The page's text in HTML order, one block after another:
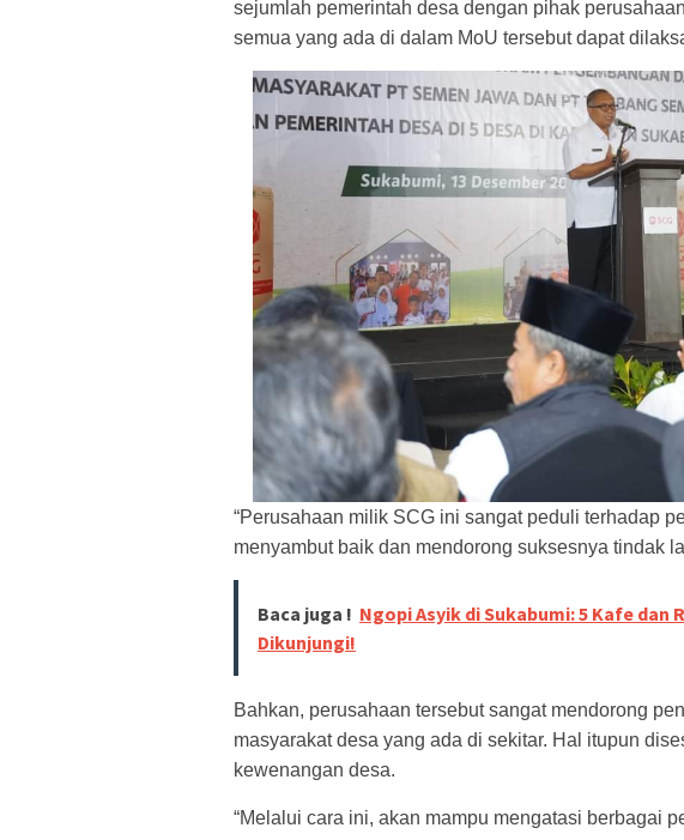
sejumlah pemerintah desa dengan pihak
semua yang ada di dalam MoU tersebut dapat
“Perusahaan milik SCG ini sangat peduli terhadap
menyambut baik dan mendorong suksesnya tindak
Baca juga ! Ngopi Asyik di Sukabumi: 5 Kafe dan
Dikunjungi!
Bahkan, perusahaan tersebut sangat mendorong
masyarakat desa yang ada di sekitar. Hal itupun
kewenangan desa.
“Melalui cara ini, akan mampu mengatasi berbagai